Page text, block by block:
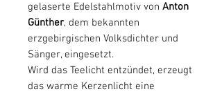
gelaserte Edelstahlmotiv von Anton
Günther, dem bekannten
erzgebirgischen Volksdichter und
Sänger, eingesetzt.
Wird das Teelicht entzündet, erzeugt
das warme Kerzenlicht eine